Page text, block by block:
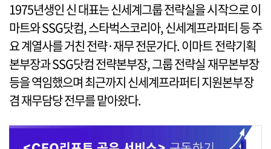
1975년생인 신 대표는 신세계그룹 전략실을 시작으로 이
마트와 SSG닷컴, 스타벅스코리아, 신세계프라퍼티 등 주
요 계열사를 거친 전략·재무 전문가다. 이마트 전략기획
본부장과 SSG닷컴 전략본부장, 그룹 전략실 재무본부장
등을 역임했으며 최근까지 신세계프라퍼티 지원본부장
겸 재무담당 전무를 맡아왔다.